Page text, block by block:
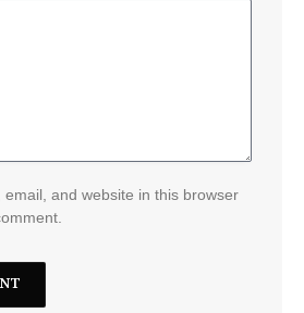
email, and website in this browser